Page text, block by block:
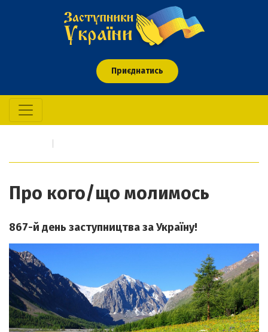
Приєднатись
Про кого/що молимось
867-й день заступництва за Україну!